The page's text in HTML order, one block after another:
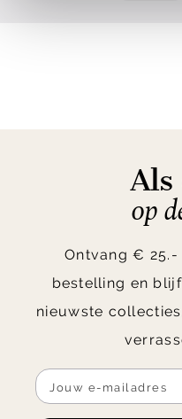
Als
op
Ontvang €
bestelling en
nieuwste